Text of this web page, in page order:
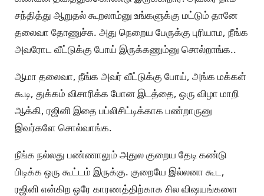
சந்தித்து ஆறுதல் கூறலாம்னு உங்களுக்கு மட்டும் தானே
தலைவா தோணுச்சு. அது நெறைய பேருக்கு புரியாம, நீங்க
அவரோட வீட்டுக்கு போய் இருக்கணும்னு சொல்றாங்க..
ஆமா தலைவா, நீங்க அவர் வீட்டுக்கு போய், அங்க மக்கள்
கூடி, துக்கம் விசாரிக்க போன இடத்தை, ஒரு விழா மாறி
ஆக்கி, ரஜினி இதை பப்லிசிட்டிக்காக பண்றாருனு
இவர்களே சொல்வாங்க.
நீங்க நல்லது பண்ணாலும் அதுல குறைய தேடி கண்டு
பிடிக்க ஒரு கூட்டம் இருக்கு. குறையே இல்லனா கூட,
ரஜினி என்கிற ஒரே காரணத்திற்காக சில விஷயங்களை